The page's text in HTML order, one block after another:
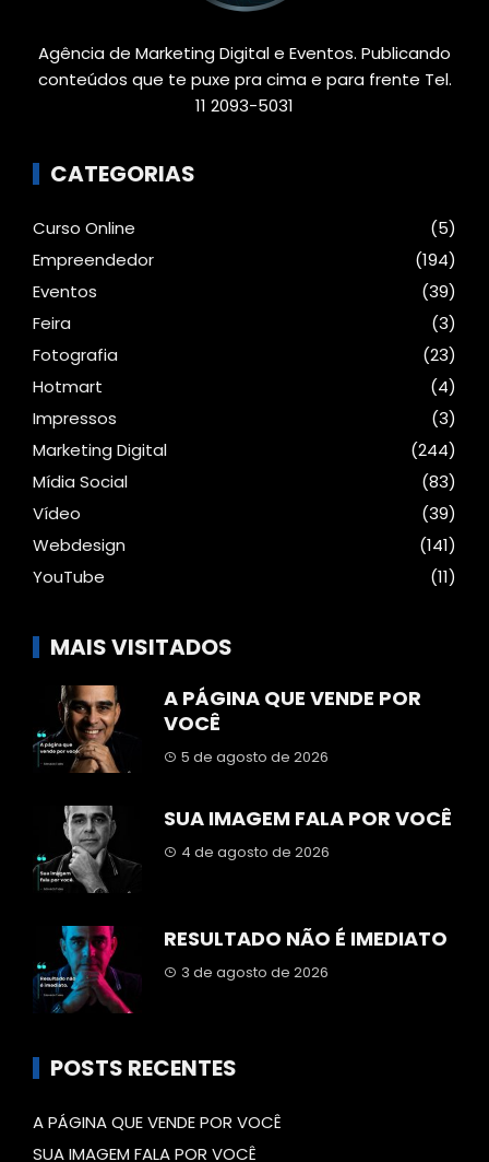
Agência de Marketing Digital e Eventos. Publicando
conteúdos que te puxe pra cima e para frente Tel.
11 2093-5031
CATEGORIAS
Curso Online
(5)
Empreendedor
(194)
Eventos
(39)
Feira
(3)
Fotografia
(23)
Hotmart
(4)
Impressos
(3)
Marketing Digital
(244)
Mídia Social
(83)
Vídeo
(39)
Webdesign
(141)
YouTube
(11)
MAIS VISITADOS
A PÁGINA QUE VENDE POR
VOCÊ
5 de agosto de 2026
SUA IMAGEM FALA POR VOCÊ
4 de agosto de 2026
RESULTADO NÃO É IMEDIATO
3 de agosto de 2026
POSTS RECENTES
A PÁGINA QUE VENDE POR VOCÊ
SUA IMAGEM FALA POR VOCÊ